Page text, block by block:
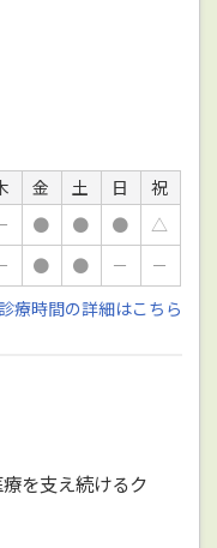
金 土 日
祝
● ● ●
△
● ● －
－
診療時間の詳細はこちら
を支え続けるク